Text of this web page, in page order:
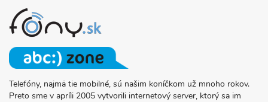
O
Telefóny, najmä tie mobilné, sú našim koníčkom už mnoho rokov.
Preto sme v apríli 2005 vytvorili internetový server, ktorý sa im